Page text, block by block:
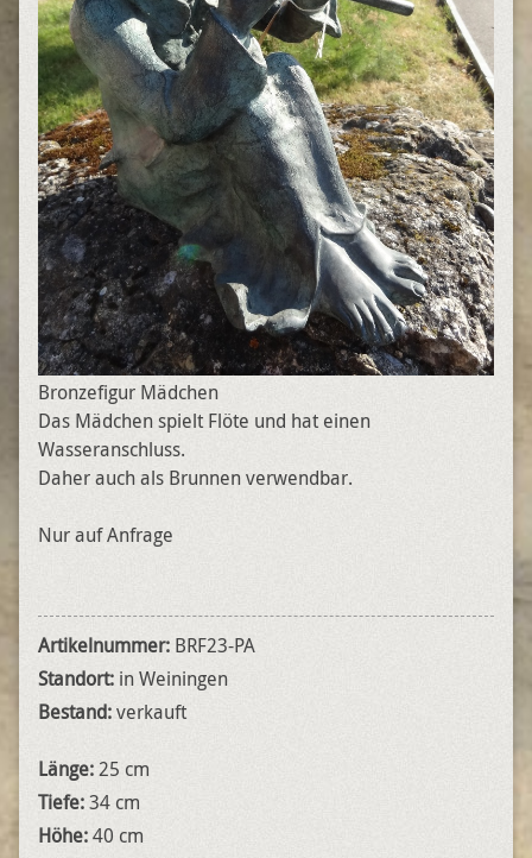
Bronzefigur Mädchen
Das Mädchen spielt Flöte und hat einen
Wasseranschluss.
Daher auch als Brunnen verwendbar.
Nur auf Anfrage
Artikelnummer: BRF23-PA
Standort: in Weiningen
Bestand:verkauft
Länge:25 cm
Tiefe:34 cm
Höhe:40 cm